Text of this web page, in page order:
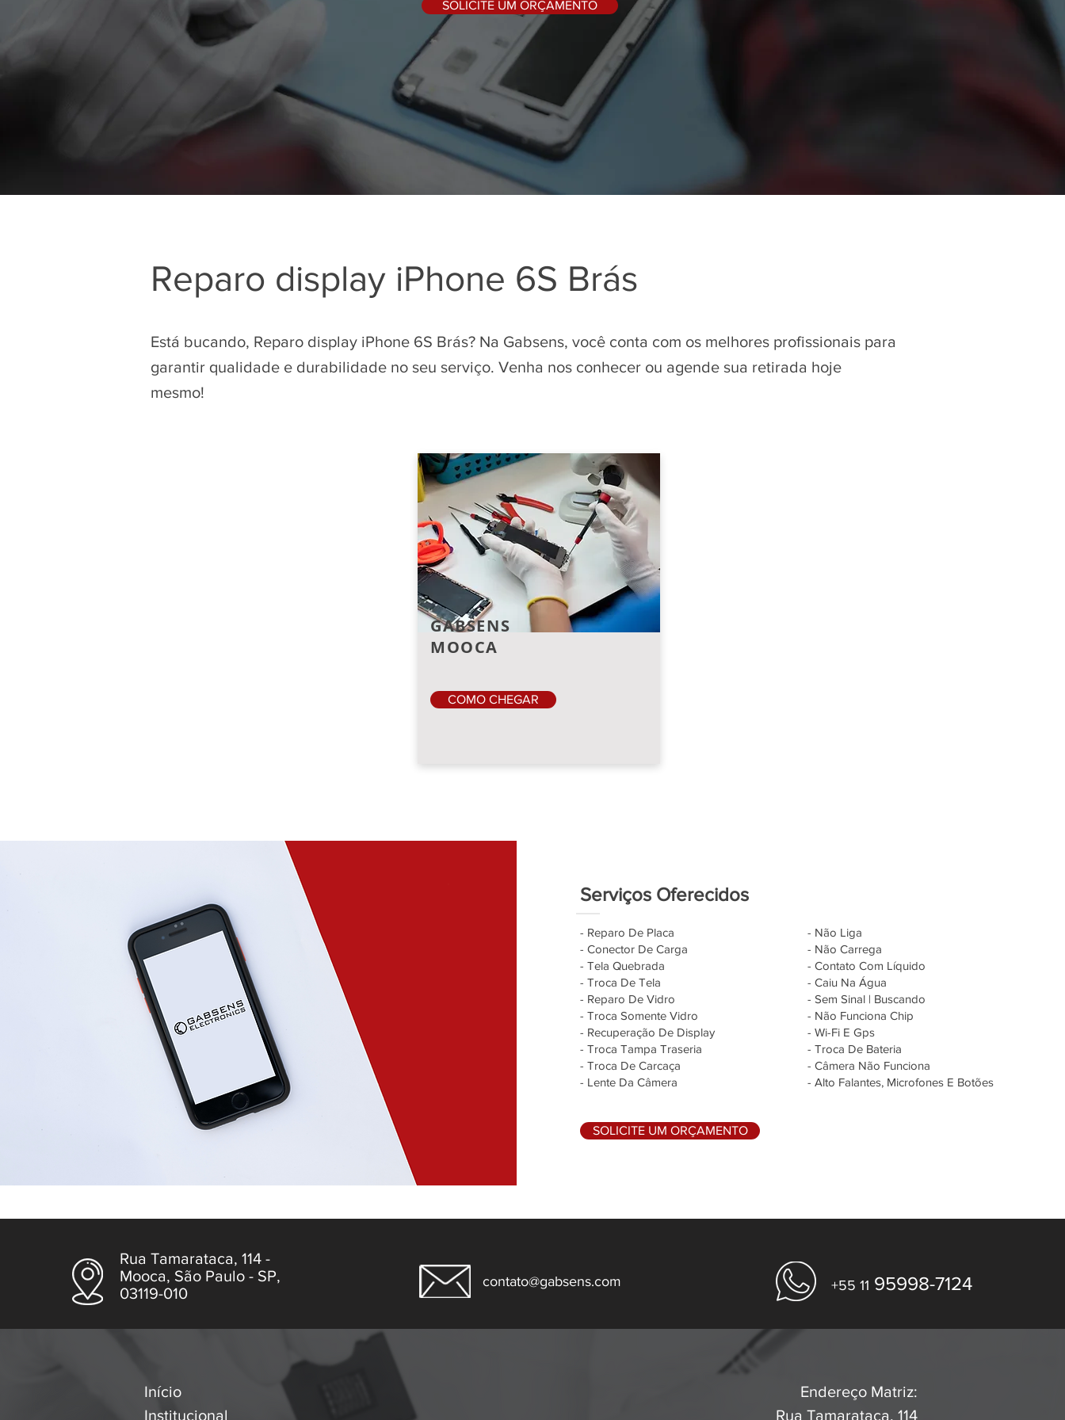
SOLICITE UM ORÇAMENTO
Reparo display iPhone 6S Brás
Está bucando, Reparo display iPhone 6S Brás? Na Gabsens, você conta com os melhores profissionais para
garantir qualidade e durabilidade no seu serviço. Venha nos conhecer ou agende sua retirada hoje
mesmo!
GABSENS
MOOCA
COMO CHEGAR
Serviços Oferecidos
- Reparo De Placa
- Conector De Carga
- Tela Quebrada
- Troca De Tela
- Reparo De Vidro
- Troca Somente Vidro
- Recuperação De Display
- Troca Tampa Traseria
- Troca De Carcaça
- Lente Da Câmera
- Não Liga
- Não Carrega
- Contato Com Líquido
- Caiu Na Água
- Sem Sinal | Buscando
- Não Funciona Chip
- Wi-Fi E Gps
- Troca De Bateria
- Câmera Não Funciona
- Alto Falantes, Microfones E Botões
SOLICITE UM ORÇAMENTO
Rua Tamarataca, 114 -
Mooca, São Paulo - SP,
03119-010
contato@gabsens.com +55 11 95998-7124
Início
Institucional
Endereço Matriz:
Rua Tamarataca, 114